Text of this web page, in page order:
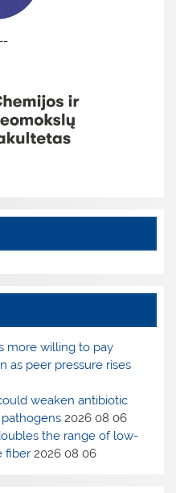
more willing to pay
as peer pressure rises
weaken antibiotic
2026 08 06
the range of low-
fiber 2026 08 06